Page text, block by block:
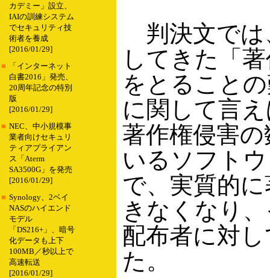
カデミー」設立、
IAIの訓練システム
でセキュリティ技
術者を養成
[2016/01/29]
■
「インターネット
白書2016」発売、
20周年記念の特別
版
[2016/01/29]
■ NEC、中小規模事
業者向けセキュリ
ティアプライアン
ス「Aterm
SA3500G」を発売
[2016/01/29]
■ Synology、2ベイ
NASのハイエンド
モデル
「DS216+」、暗号
化データも上下
100MB／秒以上で
高速転送
[2016/01/29]
判決文では
してきた「
をとること
に関して言
著作権侵害
いるソフト
で、実質的
きなくなり
配布者に対
た。